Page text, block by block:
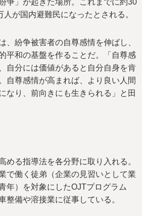
争」が起きた場所。これまでに約30
が国内避難民になったとされる。
、紛争被害者の自尊感情を伸ばし、
平和の基盤を作ることだ。「自尊感
自分には価値があると自分自身を肯
自尊感情が高まれば、より良い人間
なり、前向きにも生きられる」と田
める指導法を各分野に取り入れる。
で働く徒弟（企業の見習いとして業
年）を対象にしたOJTプログラム
整備や溶接業に従事している。